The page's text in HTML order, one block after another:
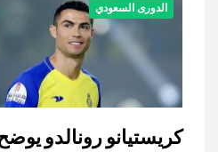
الدورى السعودي
كريستيانو رونالدو